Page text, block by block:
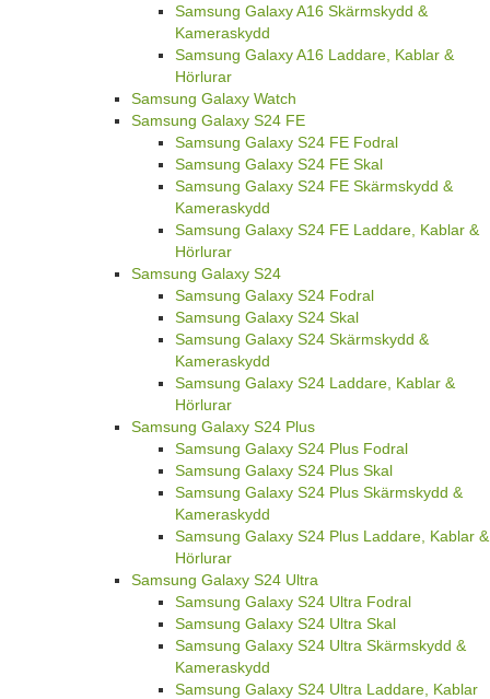
Samsung Galaxy A16 Skärmskydd &
Kameraskydd
Samsung Galaxy A16 Laddare, Kablar &
Hörlurar
Samsung Galaxy Watch
Samsung Galaxy S24 FE
Samsung Galaxy S24 FE Fodral
Samsung Galaxy S24 FE Skal
Samsung Galaxy S24 FE Skärmskydd &
Kameraskydd
Samsung Galaxy S24 FE Laddare, Kablar &
Hörlurar
Samsung Galaxy S24
Samsung Galaxy S24 Fodral
Samsung Galaxy S24 Skal
Samsung Galaxy S24 Skärmskydd &
Kameraskydd
Samsung Galaxy S24 Laddare, Kablar &
Hörlurar
Samsung Galaxy S24 Plus
Samsung Galaxy S24 Plus Fodral
Samsung Galaxy S24 Plus Skal
Samsung Galaxy S24 Plus Skärmskydd &
Kameraskydd
Samsung Galaxy S24 Plus Laddare, Kablar &
Hörlurar
Samsung Galaxy S24 Ultra
Samsung Galaxy S24 Ultra Fodral
Samsung Galaxy S24 Ultra Skal
Samsung Galaxy S24 Ultra Skärmskydd &
Kameraskydd
Samsung Galaxy S24 Ultra Laddare, Kablar